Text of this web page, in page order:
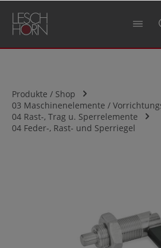
springen
Produkte / Shop
03 Maschinenelemente /
04 Rast-, Trag u. Sperrelemente
04 Feder-, Rast- und Sperriegel